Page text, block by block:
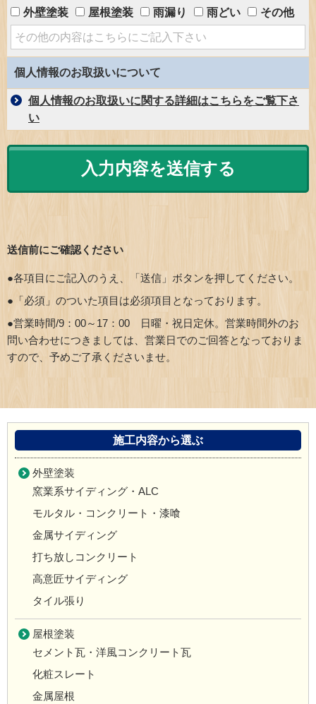
外壁塗装 屋根塗装 雨漏り 雨どい その他
個人情報のお取扱いについて
個人情報のお取扱いに関する詳細はこちらをご覧下さ
い
送信前にご確認ください
●各項目にご記入のうえ、「送信」ボタンを押してください。
●「必須」のついた項目は必須項目となっております。
●営業時間/9：00～17：00 日曜・祝日定休。営業時間外のお
問い合わせにつきましては、営業日でのご回答となっておりま
すので、予めご了承くださいませ。
施工内容から選ぶ
外壁塗装
窯業系サイディング・ALC
モルタル・コンクリート・漆喰
金属サイディング
打ち放しコンクリート
高意匠サイディング
タイル張り
屋根塗装
セメント瓦・洋風コンクリート瓦
化粧スレート
金属屋根